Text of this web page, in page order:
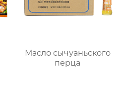
Масло сычуаньского
перца